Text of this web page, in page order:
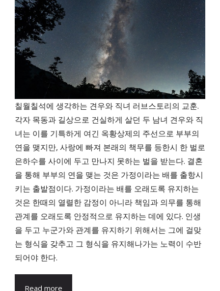
칠월칠석에 생각하는 견우와 직녀 러브스토리의 교훈.
각자 목동과 길상으로 건실하게 살던 두 남녀 견우와 직
녀는 이를 기특하게 여긴 옥황상제의 주선으로 부부의
연을 맺지만, 사랑에 빠져 본래의 책무를 등한시 한 벌로
은하수를 사이에 두고 만나지 못하는 벌을 받는다. 결혼
을 통해 부부의 연을 맺는 것은 가정이라는 배를 출항시
키는 출발점이다. 가정이라는 배를 오래도록 유지하는
것은 한때의 열렬한 감정이 아니라 책임과 의무를 통해
관계를 오래도록 안정적으로 유지하는 데에 있다. 인생
을 두고 누군가와 관계를 유지하기 위해서는 그에 걸맞
는 형식을 갖추고 그 형식을 유지해나가는 노력이 수반
되어야 한다.
Read more